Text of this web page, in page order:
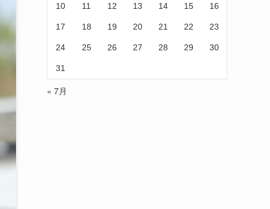
10 11 12 13 14 15 16
17 18 19 20 21 22 23
24 25 26 27 28 29 30
31
« 7月